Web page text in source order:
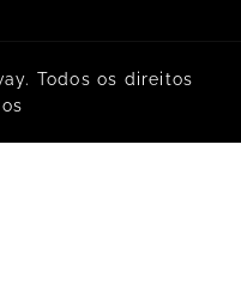
Todos os direitos